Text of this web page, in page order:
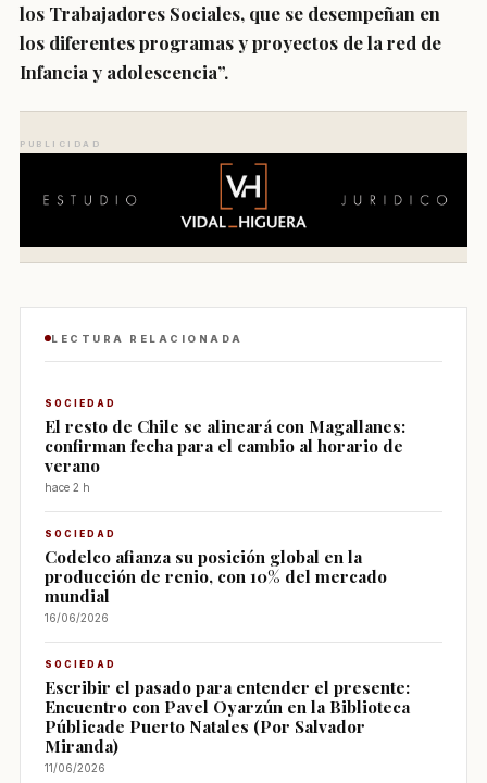
los Trabajadores Sociales, que se desempeñan en
los diferentes programas y proyectos de la red de
Infancia y adolescencia”.
PUBLICIDAD
LECTURA RELACIONADA
SOCIEDAD
El resto de Chile se alineará con Magallanes:
confirman fecha para el cambio al horario de
verano
hace 2 h
SOCIEDAD
Codelco afianza su posición global en la
producción de renio, con 10% del mercado
mundial
16/06/2026
SOCIEDAD
Escribir el pasado para entender el presente:
Encuentro con Pavel Oyarzún en la Biblioteca
Públicade Puerto Natales (Por Salvador
Miranda)
11/06/2026